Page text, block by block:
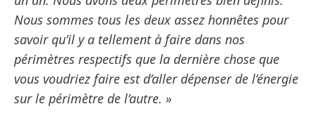
Nous sommes tous les deux assez honnêtes pour
savoir qu’il y a tellement à faire dans nos
périmètres respectifs que la dernière chose que
vous voudriez faire est d’aller dépenser de l’énergie
sur le périmètre de l’autre. »